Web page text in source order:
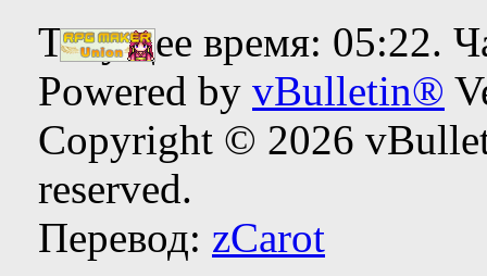
Текущее время: 05:22.
Powered by vBulletin®
Copyright © 2026
reserved.
Перевод: zCarot